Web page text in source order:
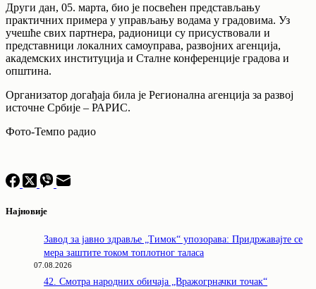
Други дан, 05. марта, био је посвећен представљању
практичних примера у управљању водама у градовима. Уз
учешће свих партнера, радионици су присуствовали и
представници локалних самоуправа, развојних агенција,
академских институција и Сталне конференције градова и
општина.
Организатор догађаја била је Регионална агенција за развој
источне Србије – РАРИС.
Фото-Темпо радио
Најновије
Завод за јавно здравље „Тимок“ упозорава: Придржавајте се
мера заштите током топлотног таласа
07.08.2026
42. Смотра народних обичаја „Вражогрначки точак“